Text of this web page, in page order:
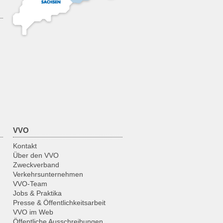
15:00
19:00
19:30
VVO
Kontakt
Über den VVO
Zweckverband
Verkehrsunternehmen
VVO-Team
Jobs & Praktika
Presse & Öffentlichkeitsarbeit
VVO im Web